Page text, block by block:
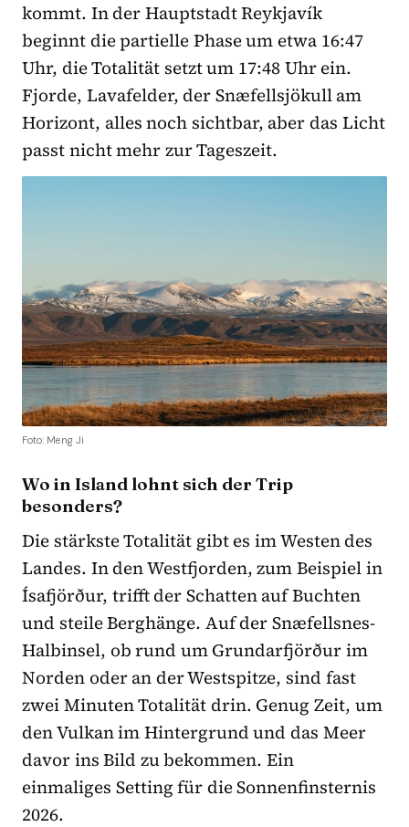
kommt. In der Hauptstadt Reykjavík
beginnt die partielle Phase um etwa 16:47
Uhr, die Totalität setzt um 17:48 Uhr ein.
Fjorde, Lavafelder, der Snæfellsjökull am
Horizont, alles noch sichtbar, aber das Licht
passt nicht mehr zur Tageszeit.
Foto: Meng Ji
Wo in Island lohnt sich der Trip
besonders?
Die stärkste Totalität gibt es im Westen des
Landes. In den Westfjorden, zum Beispiel in
Ísafjörður, trifft der Schatten auf Buchten
und steile Berghänge. Auf der Snæfellsnes-
Halbinsel, ob rund um Grundarfjörður im
Norden oder an der Westspitze, sind fast
zwei Minuten Totalität drin. Genug Zeit, um
den Vulkan im Hintergrund und das Meer
davor ins Bild zu bekommen. Ein
einmaliges Setting für die Sonnenfinsternis
2026.